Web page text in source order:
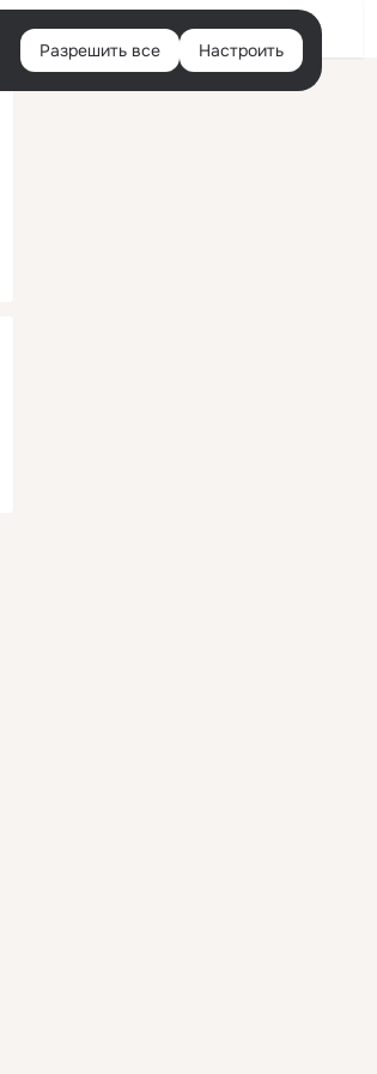
Войти
Разрешить все Настроить